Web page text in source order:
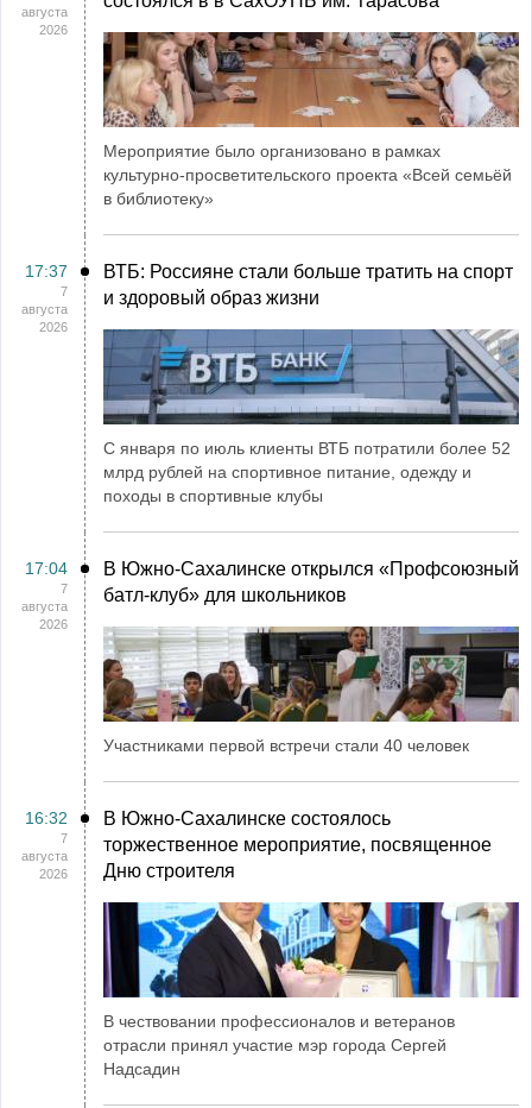
августа
2026
Мероприятие было организовано в рамках
культурно-просветительского проекта «Всей семьёй
в библиотеку»
17:37
7
августа
2026
ВТБ: Россияне стали больше тратить на спорт
и здоровый образ жизни
С января по июль клиенты ВТБ потратили более 52
млрд рублей на спортивное питание, одежду и
походы в спортивные клубы
17:04
7
августа
2026
В Южно-Сахалинске открылся «Профсоюзный
батл-клуб» для школьников
Участниками первой встречи стали 40 человек
16:32
7
августа
2026
В Южно-Сахалинске состоялось
торжественное мероприятие, посвященное
Дню строителя
В чествовании профессионалов и ветеранов
отрасли принял участие мэр города Сергей
Надсадин